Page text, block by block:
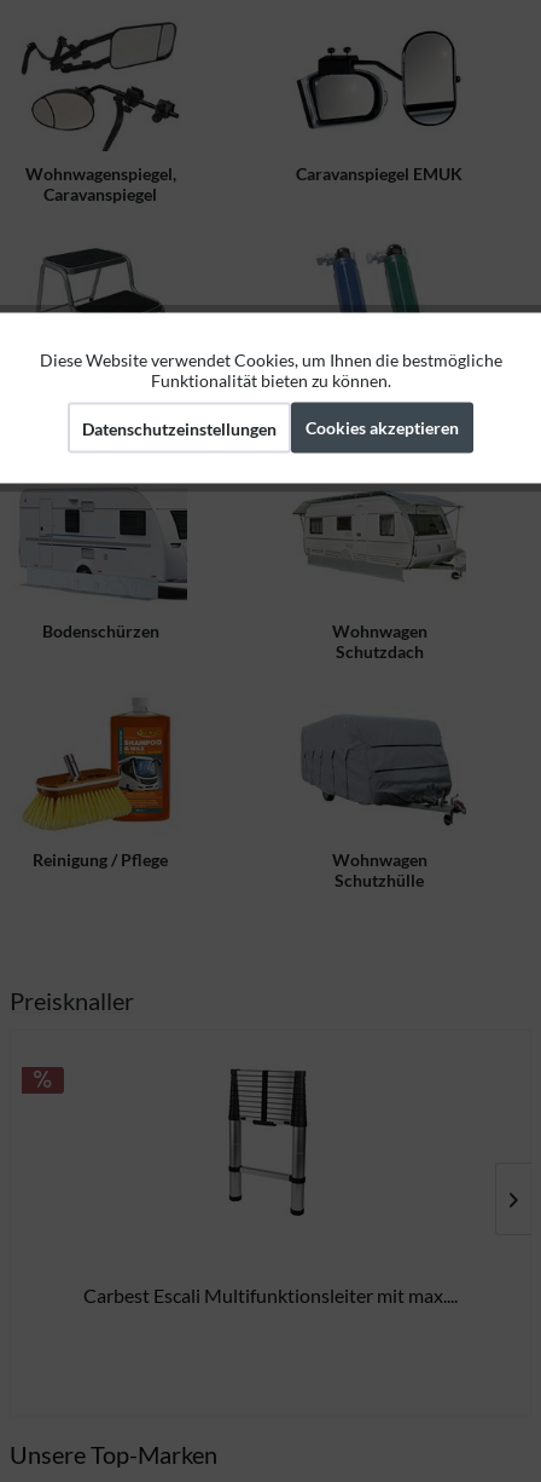
Wohnwagenspiegel,
Caravanspiegel
Caravanspiegel EMUK
Trittstufe, Einstiegsstufe
Chassis, Anhänger
Zubehör
Bodenschürzen
Wohnwagen
Schutzdach
Reinigung / Pflege
Wohnwagen
Schutzhülle
Preisknaller
Carbest Escali Multifunktionsleiter mit max....
Unsere Top-Marken
Funktionale Aktiv
Marketing Aktiv
Tracking Aktiv
Diese Website verwendet Cookies, um Ihnen die bestmögliche
Funktionalität bieten zu können.
Datenschutzeinstellungen Cookies akzeptieren